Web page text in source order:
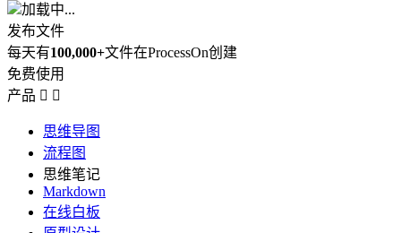
加载中...
发布文件
每天有100,000+文件在ProcessOn创建
免费使用
产品  
思维导图
流程图
思维笔记
Markdown
在线白板